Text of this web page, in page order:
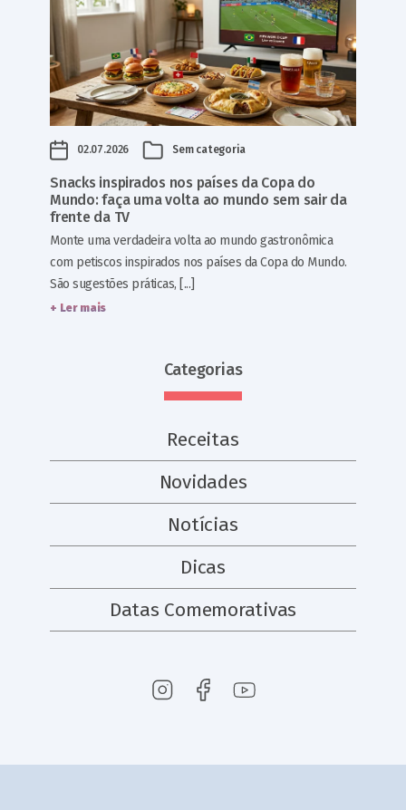
02.07.2026 Sem categoria
Snacks inspirados nos países da Copa do
Mundo: faça uma volta ao mundo sem sair da
frente da TV
Monte uma verdadeira volta ao mundo gastronômica
com petiscos inspirados nos países da Copa do Mundo.
São sugestões práticas, [...]
+ Ler mais
Categorias
Receitas
Novidades
Notícias
Dicas
Datas Comemorativas